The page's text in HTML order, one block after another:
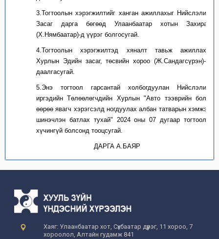
3.Тогтоолын хэрэгжилтийг ханган ажиллахыг Нийслэлийн
Засаг дарга бөгөөд Улаанбаатар хотын Захирагч
(Х.Нямбаатар)-д үүрэг болгосугай.
4.Тогтоолын хэрэгжилтэд хяналт тавьж ажиллахыг
Хурлын Эдийн засаг, төсвийн хороо (Ж.Сандагсүрэн)-нд
даалгасугай.
5.Энэ тогтоол гарсантай холбогдуулан Нийслэлийн
иргэдийн Төлөөлөгчдийн Хурлын "Авто тээврийн болон
өөрөө явагч хэрэгсэлд ногдуулах албан татварын хэмжээг
шинэчлэн батлах тухай" 2024 оны 07 дугаар тогтоолыг
хүчингүй болсонд тооцсугай.
ДАРГА А.БАЯР
Хаяг: Улаанбаатар хот, Сүхбаатар дүүрэг, 11 хороо, 7
хороолол, Алтайн гудамж 841